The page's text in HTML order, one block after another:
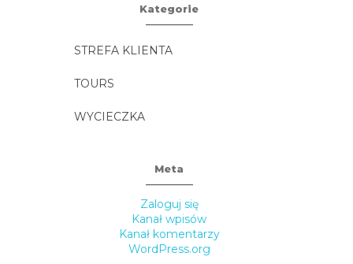
Kategorie
STREFA KLIENTA
TOURS
WYCIECZKA
Meta
Zaloguj się
Kanał wpisów
Kanał komentarzy
WordPress.org